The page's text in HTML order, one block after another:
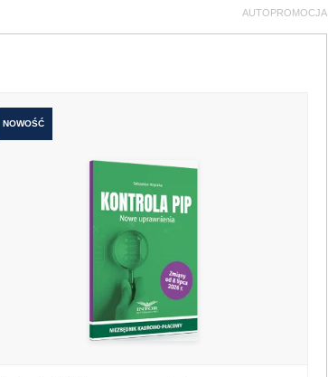
AUTOPROMOCJA
NOWOŚĆ